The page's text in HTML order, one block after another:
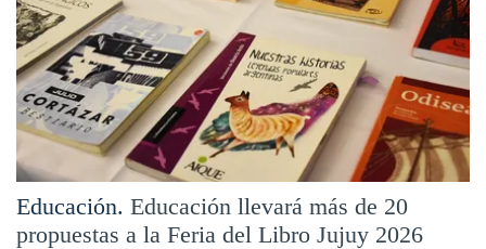
Educación. Educación llevará más de 20
propuestas a la Feria del Libro Jujuy 2026